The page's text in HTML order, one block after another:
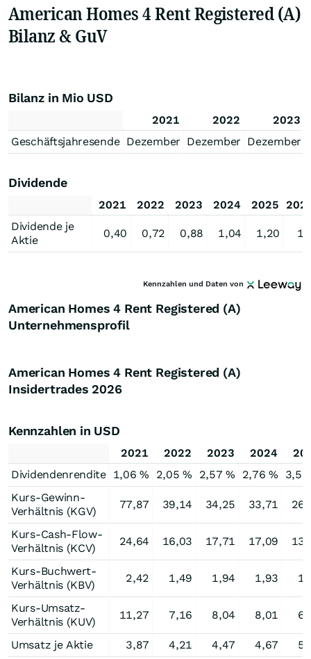
American Homes 4 Rent Registered (A)
Bilanz & GuV
Bilanz in Mio USD
2021 2022
2023
Geschäftsjahresende Dezember Dezember Dezember
Dividende
2021 2022 2023 2024 2025
Dividende je
Aktie
0,40 0,72 0,88 1,04 1,20
Kennzahlen und Daten von
American Homes 4 Rent Registered (A)
Unternehmensprofil
American Homes 4 Rent Registered (A)
Insidertrades 2026
Kennzahlen in USD
2021 2022 2023 2024
Dividendenrendite 1,06 % 2,05 % 2,57 % 2,76 %
3,53
Kurs-Gewinn-
Verhältnis (KGV)
77,87 39,14 34,25 33,71
Kurs-Cash-Flow-
Verhältnis (KCV)
24,64 16,03 17,71 17,09
Kurs-Buchwert-
Verhältnis (KBV)
2,42 1,49 1,94 1,93
Kurs-Umsatz-
Verhältnis (KUV)
11,27 7,16 8,04 8,01
Umsatz je Aktie 3,87 4,21 4,47 4,67